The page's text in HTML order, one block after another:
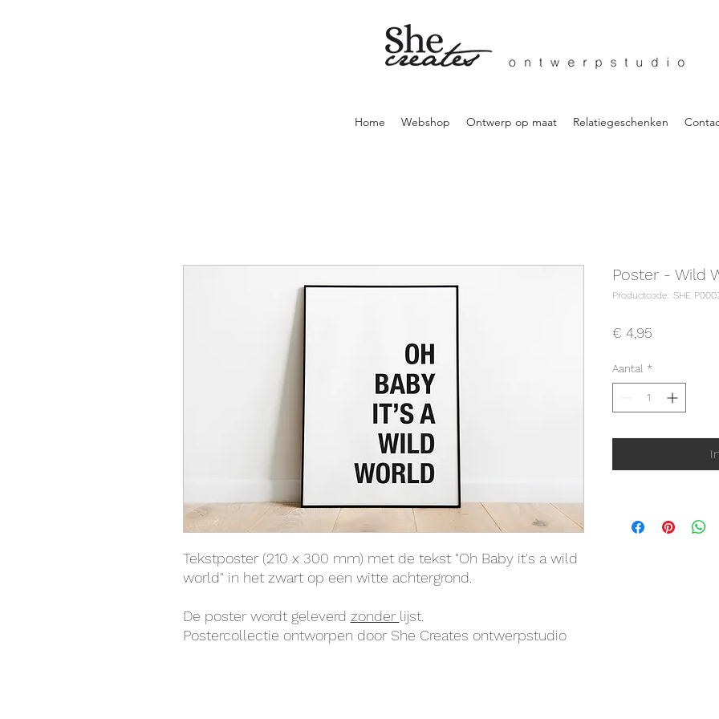
Home Webshop Ontwerp op maat Relatiegeschenken
Tekstposter (210 x 300 mm) met de tekst "Oh Baby it's a wild
world" in het zwart op een witte achtergrond.
De poster wordt geleverd zonder lijst.
Postercollectie ontworpen door She Creates ontwerpstudio
Poster - Wild
Productcode: SHE
€ 4,95Prijs
Aantal *